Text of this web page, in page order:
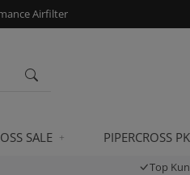
Airfilter
SALE PIPERCROSS
Top